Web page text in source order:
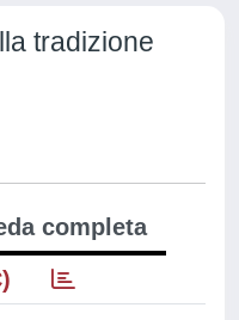
tradizione
completa